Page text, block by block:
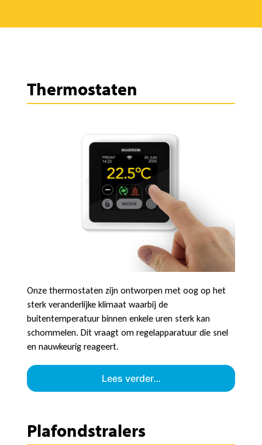
Thermostaten
Onze thermostaten zijn ontworpen met oog op het
sterk veranderlijke klimaat waarbij de
buitentemperatuur binnen enkele uren sterk kan
schommelen. Dit vraagt om regelapparatuur die snel
en nauwkeurig reageert.
Lees verder…
Plafondstralers